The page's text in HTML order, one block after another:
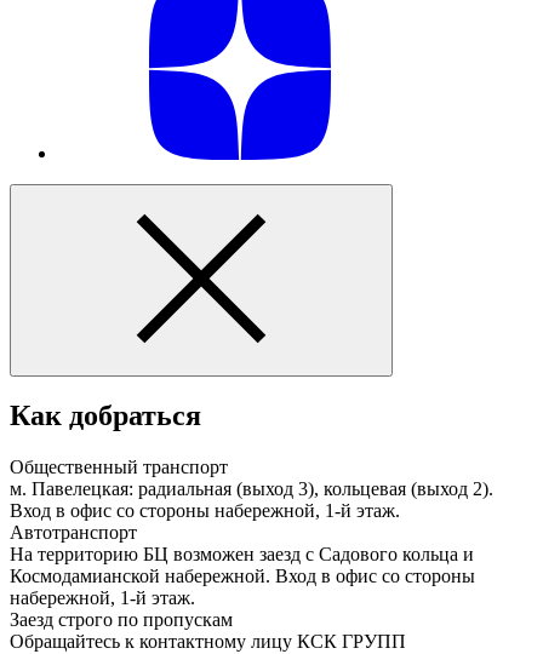
Как добраться
Общественный транспорт
м. Павелецкая: радиальная (выход 3), кольцевая (выход 2).
Вход в офис со стороны набережной, 1-й этаж.
Автотранспорт
На территорию БЦ возможен заезд с Садового кольца и
Космодамианской набережной. Вход в офис со стороны
набережной, 1-й этаж.
Заезд строго по пропускам
Обращайтесь к контактному лицу КСК ГРУПП